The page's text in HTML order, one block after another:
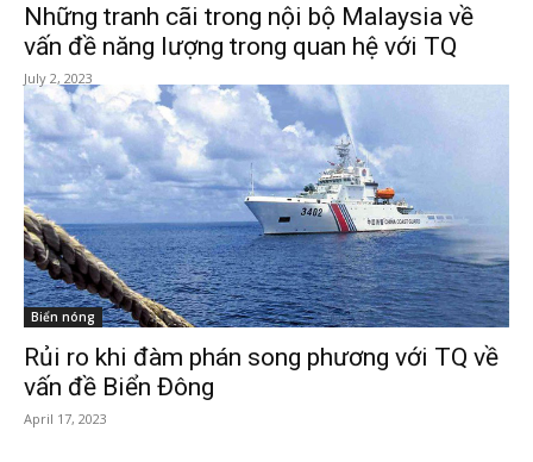
Những tranh cãi trong nội bộ Malaysia về
vấn đề năng lượng trong quan hệ với TQ
July 2, 2023
Biển nóng
Rủi ro khi đàm phán song phương với TQ về
vấn đề Biển Đông
April 17, 2023